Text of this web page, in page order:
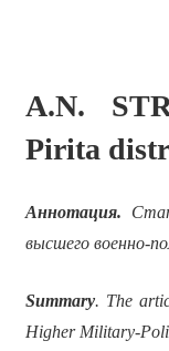
A.N.
Pirita
Аннотация.
высшего военно-
Summary. The
Higher Military-